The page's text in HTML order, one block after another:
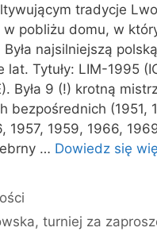
tradycje
w pobliżu domu, w
Była najsilniejszą
lat. Tytuły: LIM-1995
Była 9 (!) krotną
bezpośrednich (1951,
1957, 1959, 1966,
… Dowiedz się
,turniej za